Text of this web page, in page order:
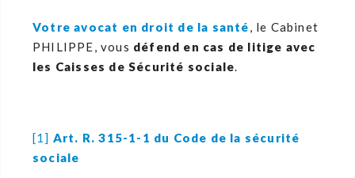
Votre avocat en droit de la santé, le Cabinet
PHILIPPE, vous défend en cas de litige avec
les Caisses de Sécurité sociale.
[1] Art. R. 315-1-1 du Code de la sécurité
sociale